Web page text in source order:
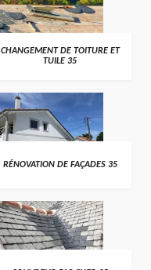
CHANGEMENT DE TOITURE ET
TUILE 35
RÉNOVATION DE FAÇADES 35